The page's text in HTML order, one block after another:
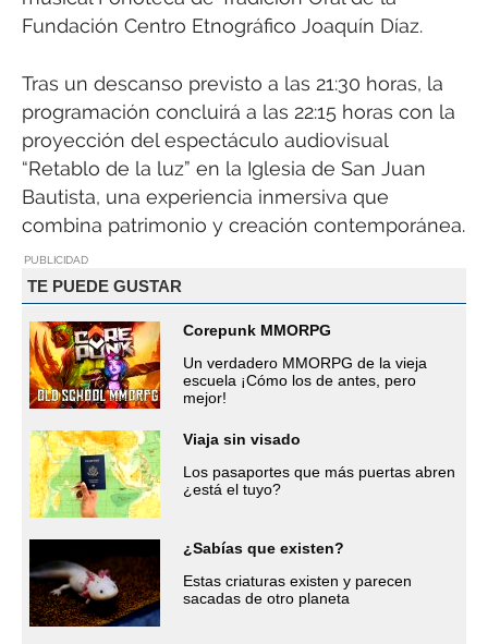
Fundación Centro Etnográfico Joaquín Díaz.
Tras un descanso previsto a las 21:30 horas, la
programación concluirá a las 22:15 horas con la
proyección del espectáculo audiovisual
“Retablo de la luz” en la Iglesia de San Juan
Bautista, una experiencia inmersiva que
combina patrimonio y creación contemporánea.
PUBLICIDAD
TE PUEDE GUSTAR
Corepunk MMORPG
Un verdadero MMORPG de la vieja
escuela ¡Cómo los de antes, pero
mejor!
Viaja sin visado
Los pasaportes que más puertas abren
¿está el tuyo?
¿Sabías que existen?
Estas criaturas existen y parecen
sacadas de otro planeta